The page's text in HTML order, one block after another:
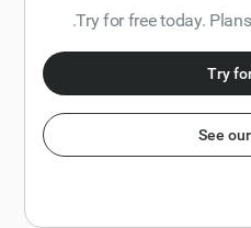
Try for free today.
Try
See